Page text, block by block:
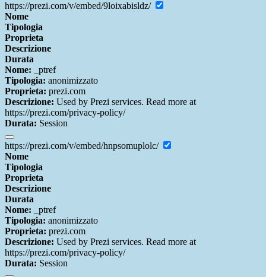
https://prezi.com/v/embed/9loixabisldz/
Nome
Tipologia
Proprieta
Descrizione
Durata
Nome: _ptref
Tipologia: anonimizzato
Proprieta: prezi.com
Descrizione: Used by Prezi services. Read more at
https://prezi.com/privacy-policy/
Durata: Session
https://prezi.com/v/embed/hnpsomuplolc/
Nome
Tipologia
Proprieta
Descrizione
Durata
Nome: _ptref
Tipologia: anonimizzato
Proprieta: prezi.com
Descrizione: Used by Prezi services. Read more at
https://prezi.com/privacy-policy/
Durata: Session